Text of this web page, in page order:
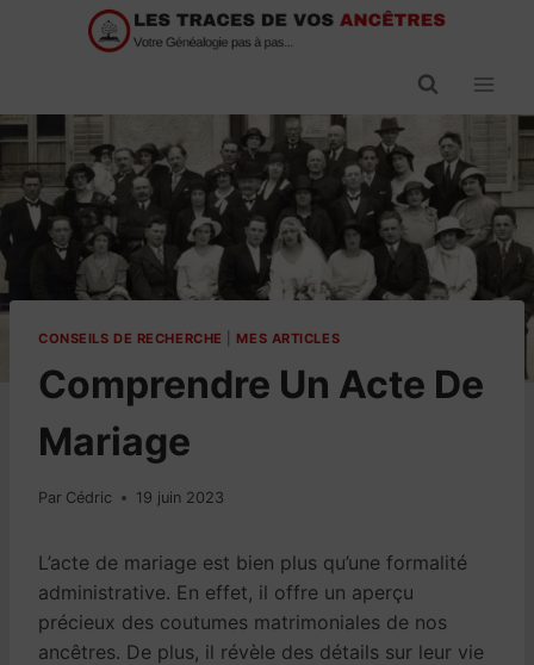
CONSEILS DE RECHERCHE MES ARTICLES
Comprendre Un Acte De
Mariage
Par Cédric 19 juin 2023
L’acte de mariage est bien plus qu’une formalité
administrative. En effet, il offre un aperçu
précieux des coutumes matrimoniales de nos
ancêtres. De plus, il révèle des détails sur leur vie